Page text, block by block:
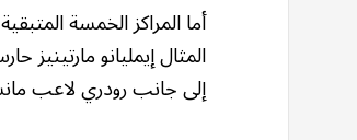
أما المراكز الخمسة
المثال إيمليانو
إلى جانب رودري لاعب